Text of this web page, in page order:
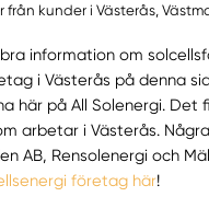
från kunder i Västerås,
information om
i Västerås på denna
här på All Solenergi. Det
arbetar i Västerås.
AB, Rensolenergi och
företag här!